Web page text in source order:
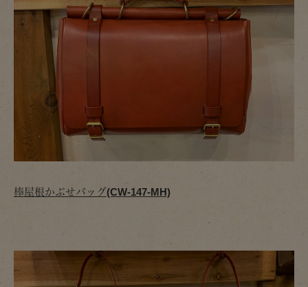
棒屋根かぶせバッグ(CW-147-MH)